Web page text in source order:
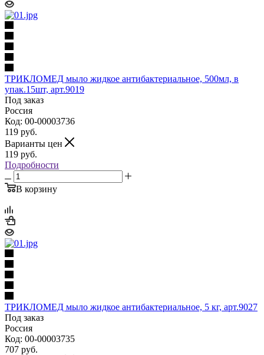
ТРИКЛОМЕД мыло жидкое антибактериальное, 500мл, в
упак.15шт, арт.9019
Под заказ
Россия
Код: 00-00003736
119 руб.
Варианты цен
119 руб.
Подробности
В корзину
ТРИКЛОМЕД мыло жидкое антибактериальное, 5 кг, арт.9027
Под заказ
Россия
Код: 00-00003735
707 руб.